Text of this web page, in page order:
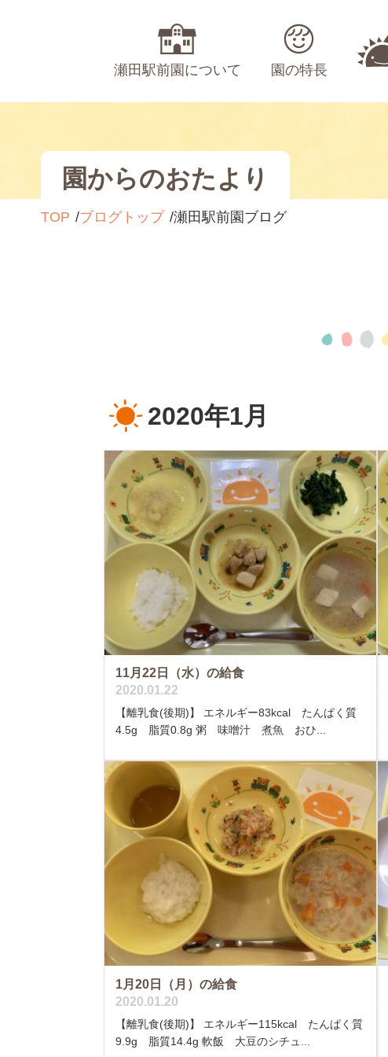
瀬田駅前園について 園の特長
園からのおたより
TOP ブログトップ 瀬田駅前園ブログ
2020年1月
11月22日（水）の給食
2020.01.22
【離乳食(後期)】 エネルギー83kcal たんぱく質
4.5g 脂質0.8g 粥 味噌汁 煮魚 おひ...
1月20日（月）の給食
2020.01.20
【離乳食(後期)】 エネルギー115kcal たんぱく質
9.9g 脂質14.4g 軟飯 大豆のシチュ...